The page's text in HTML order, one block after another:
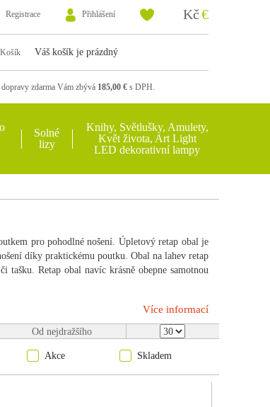
Registrace Přihlášení Kč€
Váš košík je prázdný
zdarma Vám zbývá 185,00 € s DPH.
Solné
lizy
Knihy, Světlušky, Amulety,
Květ života, Art Light
LED dekorativní lampy
pro pohodlné nošení. Úpletový retap obal je
díky praktickému poutku. Obal na lahev retap
Retap obal navíc krásně obepne samotnou
uzávěry) a růžové. Retap obaly jsou nabízeny
ušpiní, pak je lze prát jednoduše v pračce. Tip –
Více informací
Od nejdražšího
Akce Skladem